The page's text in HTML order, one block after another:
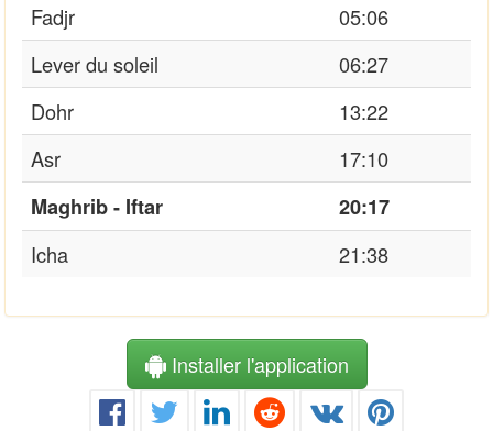
Fadjr
05:06
Lever du soleil
06:27
Dohr
13:22
Asr
17:10
Maghrib - Iftar
20:17
Icha
21:38
Installer l'application